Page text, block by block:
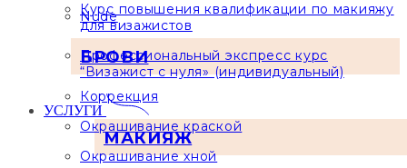
Nude
БРОВИ
Коррекция
Окрашивание краской
Окрашивание хной
Курс повышения квалификации по макияжу
для визажистов
Профессиональный экспресс курс
“Визажист с нуля» (индивидуальный)
УСЛУГИ
МАКИЯЖ